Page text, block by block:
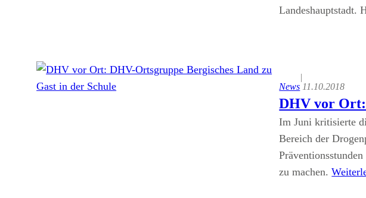
Landeshauptstadt.
News
|
11.10.2018
DHV vor Ort:
Im Juni kritisierte
Bereich der
zu machen.